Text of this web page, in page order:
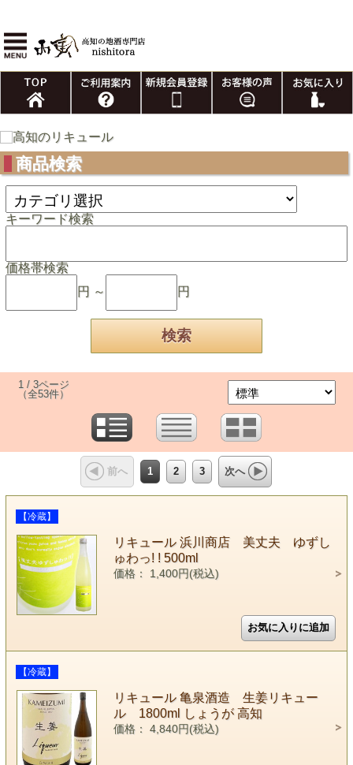
商品検索
キーワード検索
価格帯検索
円 ～
円
1 / 3ページ
（全53件）
前へ 1 2 3 次へ
【冷蔵】
リキュール 浜川商店 美丈夫 ゆずし
ゅわっ! ! 500ml
価格： 1,400円(税込)
【冷蔵】
リキュール 亀泉酒造 生姜リキュー
ル 1800ml しょうが 高知
価格： 4,840円(税込)